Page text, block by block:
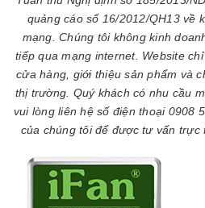
quảng cáo số 16/2012/QH13 về
mạng. Chúng tôi không kinh
tiếp qua mạng internet. Website
cửa hàng, giới thiệu sản phẩm và
thị trường. Quý khách có nhu cầu
vui lòng liên hệ số điện thoại 0908
của chúng tôi để được tư vấn trực